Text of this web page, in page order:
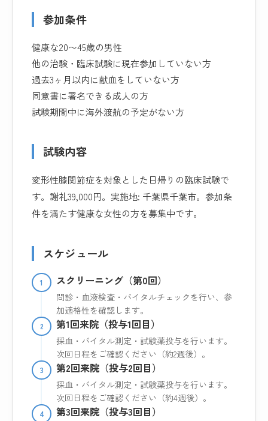
参加条件
健康な20〜45歳の男性
他の治験・臨床試験に現在参加していない方
過去3ヶ月以内に献血をしていない方
同意書に署名できる成人の方
試験期間中に海外渡航の予定がない方
試験内容
変形性膝関節症を対象とした日帰りの臨床試験で
す。謝礼39,000円。実施地: 千葉県千葉市。参加条
件を満たす健康な女性の方を募集中です。
スケジュール
1 スクリーニング（第0回）
問診・血液検査・バイタルチェックを行い、参
加適格性を確認します。
2 第1回来院（投与1回目）
採血・バイタル測定・試験薬投与を行います。
次回日程をご確認ください（約2週後）。
3 第2回来院（投与2回目）
採血・バイタル測定・試験薬投与を行います。
次回日程をご確認ください（約4週後）。
4 第3回来院（投与3回目）